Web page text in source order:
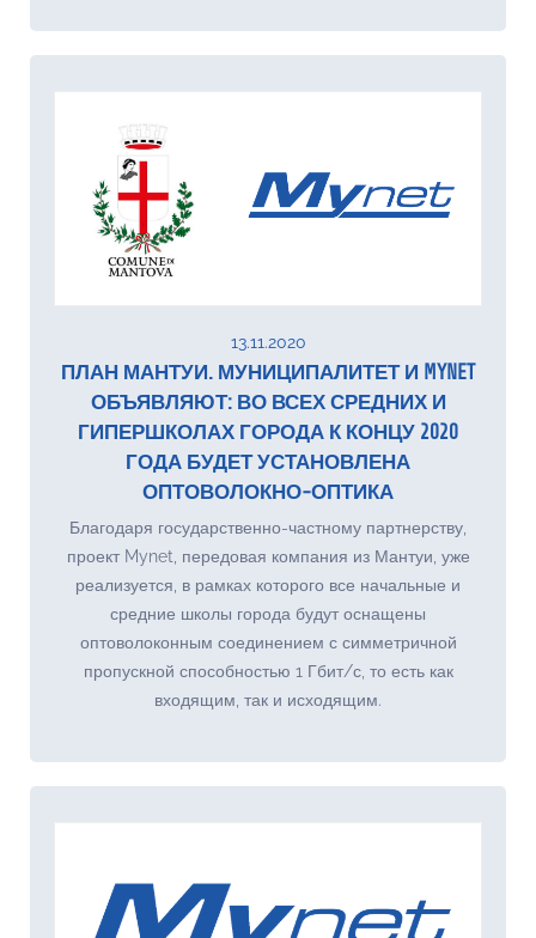
13.11.2020
ПЛАН МАНТУИ. МУНИЦИПАЛИТЕТ И MYNET
ОБЪЯВЛЯЮТ: ВО ВСЕХ СРЕДНИХ И
ГИПЕРШКОЛАХ ГОРОДА К КОНЦУ 2020
ГОДА БУДЕТ УСТАНОВЛЕНА
ОПТОВОЛОКНО-ОПТИКА
Благодаря государственно-частному партнерству,
проект Mynet, передовая компания из Мантуи, уже
реализуется, в рамках которого все начальные и
средние школы города будут оснащены
оптоволоконным соединением с симметричной
пропускной способностью 1 Гбит/с, то есть как
входящим, так и исходящим.